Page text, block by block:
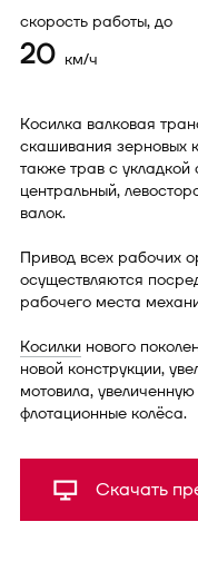
скорость работы, до
20 км/ч
Косилка валковая
скашивания зерновых
также трав с
центральный,
валок.
Привод всех рабочих
осуществляются
рабочего места
Косилки нового
новой конструкции,
мотовила,
флотационные колёса.
Скачать